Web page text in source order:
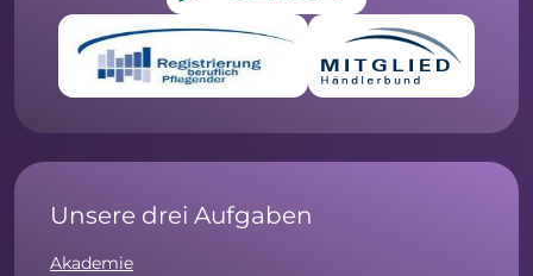
Unsere drei Aufgaben
Akademie